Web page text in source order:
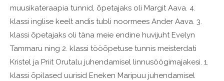
muusikateraapia tunnid, õpetajaks oli Margit Aava. 4.
klassi inglise keelt andis tubli noormees Ander Aava. 3.
klassi õpetajaks oli täna meie endine huvijuht Evelyn
Tammaru ning 2. klassi tööõpetuse tunnis meisterdati
Kristel ja Priit Orutalu juhendamisel linnusöögimajakesi. 1.
klassi õpilased uurisid Eneken Maripuu juhendamisel